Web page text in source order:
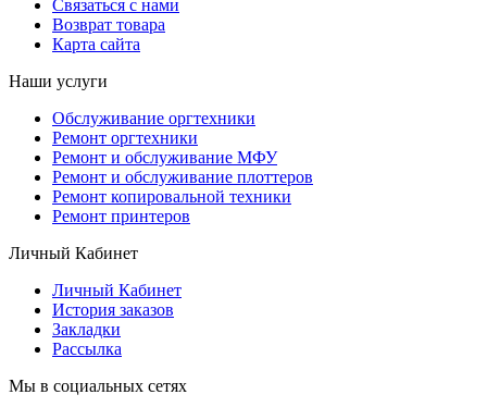
Связаться с нами
Возврат товара
Карта сайта
Наши услуги
Обслуживание оргтехники
Ремонт оргтехники
Ремонт и обслуживание МФУ
Ремонт и обслуживание плоттеров
Ремонт копировальной техники
Ремонт принтеров
Личный Кабинет
Личный Кабинет
История заказов
Закладки
Рассылка
Мы в социальных сетях